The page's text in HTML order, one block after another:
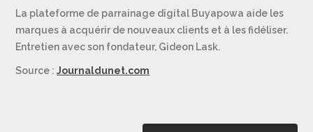
La plateforme de parrainage digital Buyapowa aide les
marques à acquérir de nouveaux clients et à les fidéliser.
Entretien avec son fondateur, Gideon Lask.
Source :Journaldunet.com